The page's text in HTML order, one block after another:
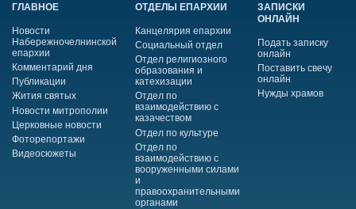
ГЛАВНОЕ
Новости
Набережночелнинской
епархии
Комментарий дня
Публикации
Жития святых
Новости митрополии
Церковные новости
Фоторепортажи
Видеосюжеты
ОТДЕЛЫ ЕПАРХИИ
Канцелярия епархии
Социальный отдел
Отдел религиозного
образования и
катехизации
Отдел по
взаимодействию с
казачеством
Отдел по культуре
Отдел по
взаимодействию с
вооруженными силами
и
правоохранительными
органами
ЗАПИСКИ
ОНЛАЙН
Подать записку
онлайн
Поставить свечу
онлайн
Нужды храмов